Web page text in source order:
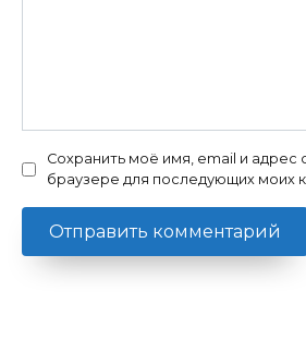
Сохранить моё имя, email и адрес
браузере для последующих моих